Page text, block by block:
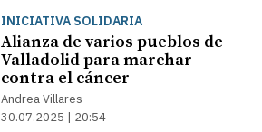
INICIATIVA SOLIDARIA
Alianza de varios pueblos de
Valladolid para marchar
contra el cáncer
Andrea Villares
30.07.2025 | 20:54